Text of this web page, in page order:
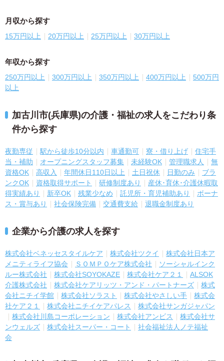
月収から探す
15万円以上 20万円以上 25万円以上 30万円以上
年収から探す
250万円以上 300万円以上 350万円以上 400万円以上
500万円
以上
加古川市(兵庫県)の介護・福祉の求人をこだわり条
件から探す
夜勤専従 駅から徒歩10分以内 車通勤可 寮・借り上げ
住宅手
当・補助
オープニングスタッフ募集 未経験OK 管理職求人
無
資格OK
高収入 年間休日110日以上 土日祝休 日勤のみ
ブラ
ンクOK
資格取得サポート 研修制度あり
産休･育休･介護休暇取
得実績あり
新卒OK 残業少なめ 託児所・育児補助あり
ボーナ
ス・賞与あり
社会保険完備 交通費支給 退職金制度あり
企業から介護の求人を探す
株式会社ベネッセスタイルケア 株式会社ツクイ
株式会社日本ア
メニティライフ協会
ＳＯＭＰＯケア株式会社
ソーシャルインク
ルー株式会社
株式会社SOYOKAZE 株式会社ケア２１
ALSOK
介護株式会社
株式会社ケアリッツ・アンド・パートナーズ
株式
会社ニチイ学館
株式会社ソラスト 株式会社やさしい手
株式会
社ケア２１
株式会社ニチイケアパレス
株式会社サンガジャパン
株式会社川島コーポレーション
株式会社アンビス
株式会社サ
ンウェルズ
株式会社スーパー・コート
社会福祉法人ノテ福祉
会